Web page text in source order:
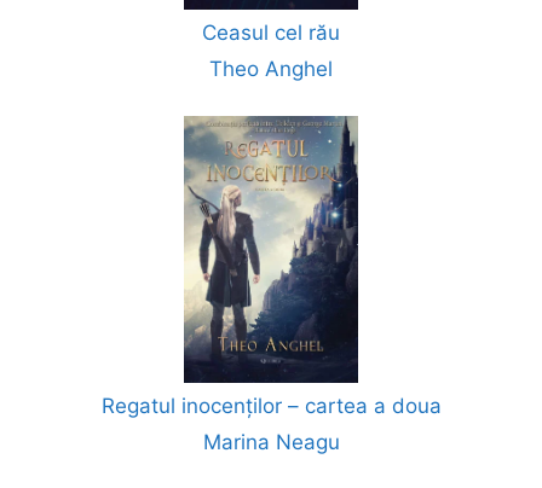
Ceasul cel rău
Theo Anghel
Regatul inocenților – cartea a doua
Marina Neagu